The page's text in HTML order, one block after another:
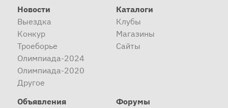
Новости
Выездка
Конкур
Троеборье
Олимпиада-2024
Олимпиада-2020
Другое
Каталоги
Клубы
Магазины
Сайты
Объявления
Форумы